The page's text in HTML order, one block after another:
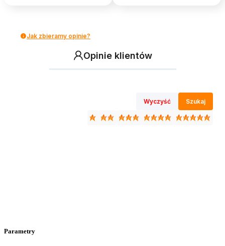
Jak zbieramy opinie?
Opinie klientów
Wyczyść Szukaj
Parametry